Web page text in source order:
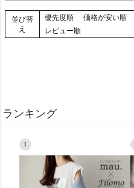
並び替
え
優先度順 価格が安い順
レビュー順
ランキング
1